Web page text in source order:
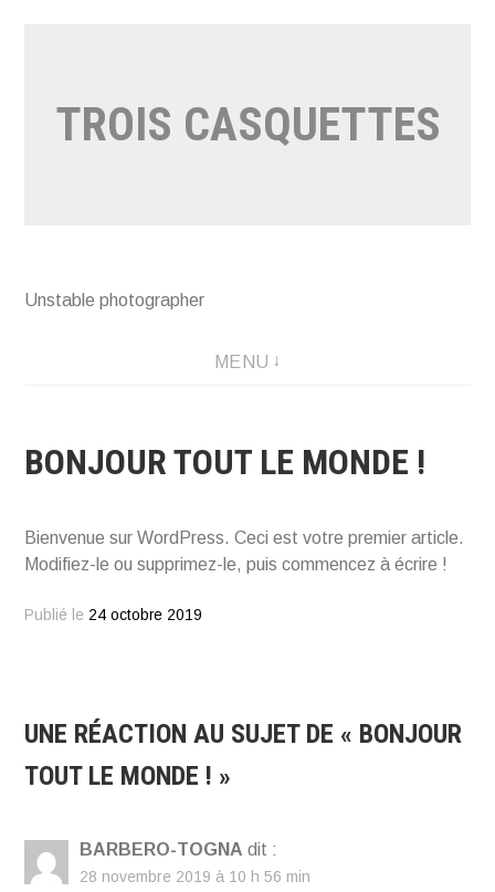
TROIS CASQUETTES
Unstable photographer
MENU
BONJOUR TOUT LE MONDE !
Bienvenue sur WordPress. Ceci est votre premier article.
Modifiez-le ou supprimez-le, puis commencez à écrire !
Publié le 24 octobre 2019
UNE RÉACTION AU SUJET DE « BONJOUR
TOUT LE MONDE ! »
BARBERO-TOGNA dit :
28 novembre 2019 à 10 h 56 min